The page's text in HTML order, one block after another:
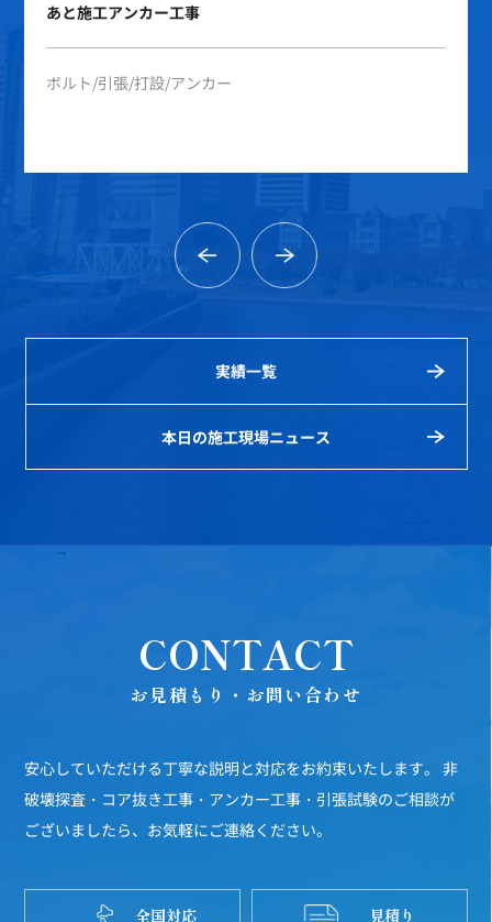
あと施工アンカー工事
ボルト 引張 打設 アンカー
実績一覧
本日の施工現場ニュース
CONTACT
お見積もり・お問い合わせ
安心していただける丁寧な説明と対応をお約束いたします。
非
破壊探査・コア抜き工事・アンカー工事・引張試験のご相談が
ございましたら、お気軽にご連絡ください。
全国対応 見積り